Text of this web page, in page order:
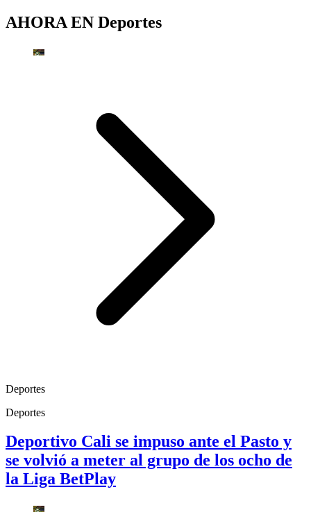
AHORA EN Deportes
Deportes
Deportes
Deportivo Cali se impuso ante el Pasto y
se volvió a meter al grupo de los ocho de
la Liga BetPlay